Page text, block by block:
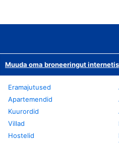
Muuda oma broneeringut internetis
Eramajutused
Apartemendid
Kuurordid
Villad
Hostelid